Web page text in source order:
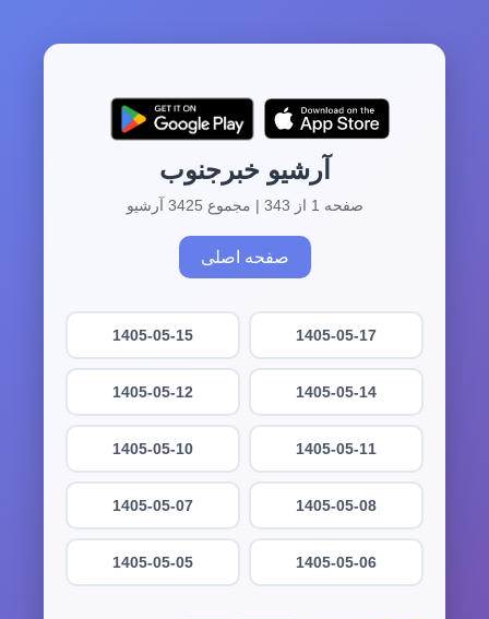
آرشیو خبرجنوب
صفحه 1 از 343 | مجموع 3425 آرشیو
صفحه اصلی
1405-05-17
1405-05-15
1405-05-14
1405-05-12
1405-05-11
1405-05-10
1405-05-08
1405-05-07
1405-05-06
1405-05-05